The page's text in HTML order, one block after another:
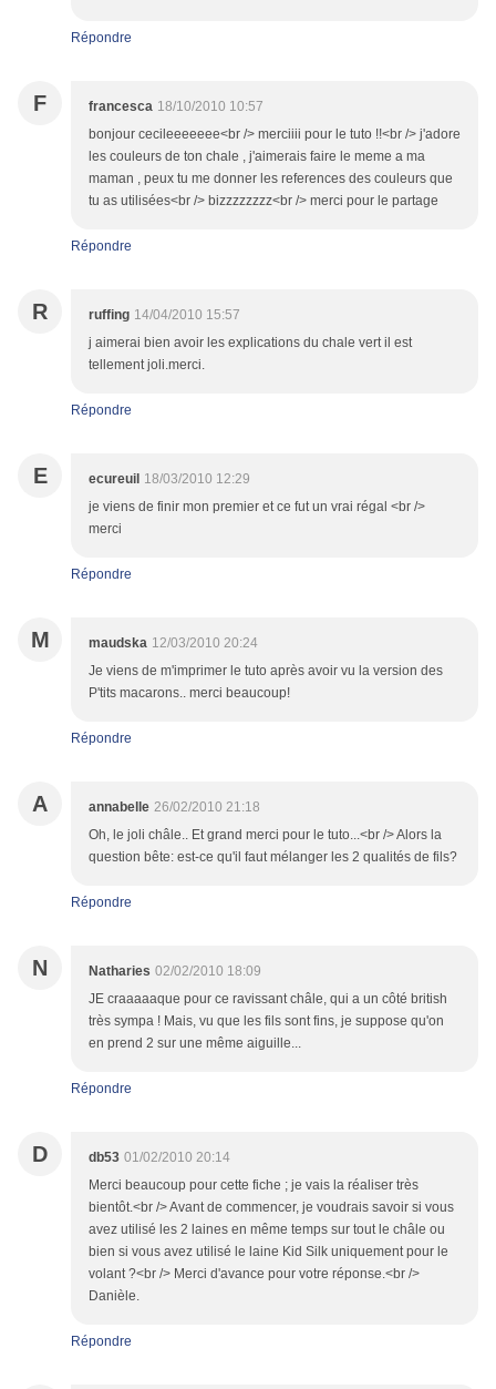
Répondre
F francesca 18/10/2010 10:57
bonjour cecileeeeeee<br /> merciiii pour le tuto !!<br /> j'adore
les couleurs de ton chale , j'aimerais faire le meme a ma
maman , peux tu me donner les references des couleurs que
tu as utilisées<br /> bizzzzzzzz<br /> merci pour le partage
Répondre
R ruffing 14/04/2010 15:57
j aimerai bien avoir les explications du chale vert il est
tellement joli.merci.
Répondre
E ecureuil 18/03/2010 12:29
je viens de finir mon premier et ce fut un vrai régal <br />
merci
Répondre
M maudska 12/03/2010 20:24
Je viens de m'imprimer le tuto après avoir vu la version des
P'tits macarons.. merci beaucoup!
Répondre
A annabelle 26/02/2010 21:18
Oh, le joli châle.. Et grand merci pour le tuto...<br /> Alors la
question bête: est-ce qu'il faut mélanger les 2 qualités de fils?
Répondre
N Natharies 02/02/2010 18:09
JE craaaaaque pour ce ravissant châle, qui a un côté british
très sympa ! Mais, vu que les fils sont fins, je suppose qu'on
en prend 2 sur une même aiguille...
Répondre
D db53 01/02/2010 20:14
Merci beaucoup pour cette fiche ; je vais la réaliser très
bientôt.<br /> Avant de commencer, je voudrais savoir si vous
avez utilisé les 2 laines en même temps sur tout le châle ou
bien si vous avez utilisé le laine Kid Silk uniquement pour le
volant ?<br /> Merci d'avance pour votre réponse.<br />
Danièle.
Répondre